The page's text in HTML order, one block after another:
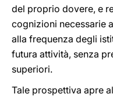
del proprio dovere, e
cognizioni necessarie
alla frequenza degli
futura attività, senza
superiori.
Tale prospettiva apre